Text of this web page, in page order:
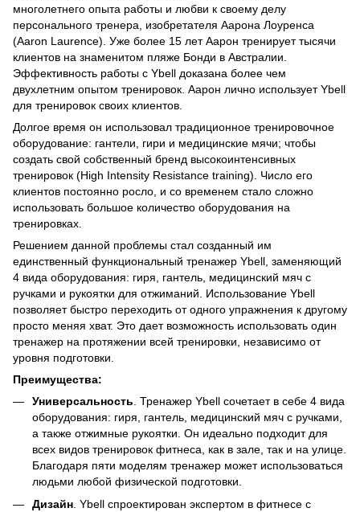
многолетнего опыта работы и любви к своему делу
персонального тренера, изобретателя Аарона Лоуренса
(Aaron Laurence). Уже более 15 лет Аарон тренирует тысячи
клиентов на знаменитом пляже Бонди в Австралии.
Эффективность работы с Ybell доказана более чем
двухлетним опытом тренировок. Аарон лично использует Ybell
для тренировок своих клиентов.
Долгое время он использовал традиционное тренировочное
оборудование: гантели, гири и медицинские мячи; чтобы
создать свой собственный бренд высокоинтенсивных
тренировок (High Intensity Resistance training). Число его
клиентов постоянно росло, и со временем стало сложно
использовать большое количество оборудования на
тренировках.
Решением данной проблемы стал созданный им
единственный функциональный тренажер Ybell, заменяющий
4 вида оборудования: гиря, гантель, медицинский мяч с
ручками и рукоятки для отжиманий. Использование Ybell
позволяет быстро переходить от одного упражнения к другому
просто меняя хват. Это дает возможность использовать один
тренажер на протяжении всей тренировки, независимо от
уровня подготовки.
Преимущества:
Универсальность . Тренажер Ybell сочетает в себе 4 вида
оборудования: гиря, гантель, медицинский мяч с ручками,
а также отжимные рукоятки. Он идеально подходит для
всех видов тренировок фитнеса, как в зале, так и на улице.
Благодаря пяти моделям тренажер может использоваться
людьми любой физической подготовки.
Дизайн . Ybell спроектирован экспертом в фитнесе с